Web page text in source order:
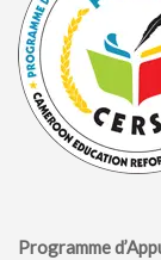
DOCUMENTS
MARCHÉS
SUIVI-
Programme